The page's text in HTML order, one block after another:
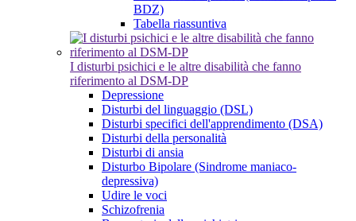
BDZ)
Tabella riassuntiva
I disturbi psichici e le altre disabilità che fanno
riferimento al DSM-DP
Depressione
Disturbi del linguaggio (DSL)
Disturbi specifici dell'apprendimento (DSA)
Disturbi della personalità
Disturbi di ansia
Disturbo Bipolare (Sindrome maniaco-
depressiva)
Udire le voci
Schizofrenia